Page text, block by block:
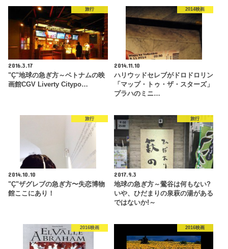
旅行
2016.3.17
"Ç"地球の急ぎ方～ベトナムの映
画館CGV Liverty Citypo…
2014映画
2014.11.10
ハリウッドセレブがドロドロリン
「マップ・トゥ・ザ・スターズ」
プラハのミニ…
旅行
2014.10.10
"Ç"ザグレブの急ぎ方〜失恋博物
館ここにあり！
旅行
2017.9.3
地球の急ぎ方～鶯谷は何もない?
いや、ひだまりの泉萩の湯がある
ではないか!～
2016映画 2016映画